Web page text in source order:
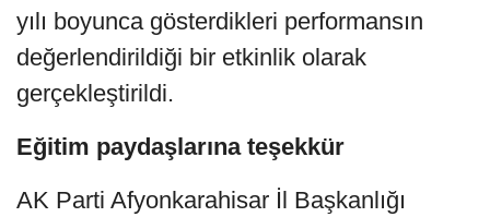
yılı boyunca gösterdikleri performansın
değerlendirildiği bir etkinlik olarak
gerçekleştirildi.
Eğitim paydaşlarına teşekkür
AK Parti Afyonkarahisar İl Başkanlığı